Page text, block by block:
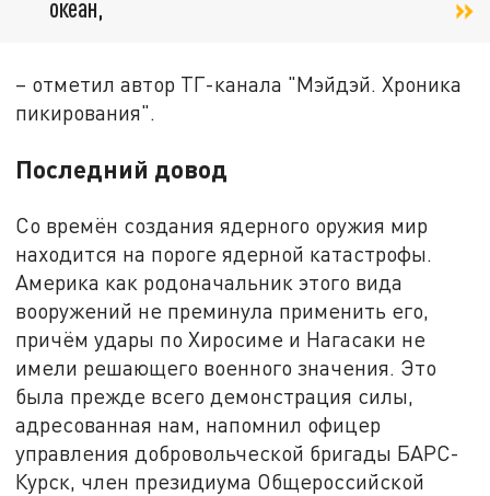
океан,
– отметил автор ТГ-канала "Мэйдэй. Хроника
пикирования".
Последний довод
Со времён создания ядерного оружия мир
находится на пороге ядерной катастрофы.
Америка как родоначальник этого вида
вооружений не преминула применить его,
причём удары по Хиросиме и Нагасаки не
имели решающего военного значения. Это
была прежде всего демонстрация силы,
адресованная нам, напомнил офицер
управления добровольческой бригады БАРС-
Курск, член президиума Общероссийской